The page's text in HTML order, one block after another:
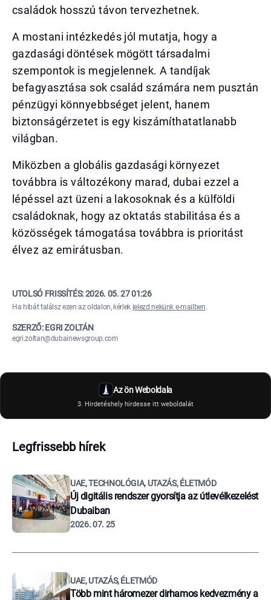
családok hosszú távon tervezhetnek.
A mostani intézkedés jól mutatja, hogy a
gazdasági döntések mögött társadalmi
szempontok is megjelennek. A tandíjak
befagyasztása sok család számára nem pusztán
pénzügyi könnyebbséget jelent, hanem
biztonságérzetet is egy kiszámíthatatlanabb
világban.
Miközben a globális gazdasági környezet
továbbra is változékony marad, dubai ezzel a
lépéssel azt üzeni a lakosoknak és a külföldi
családoknak, hogy az oktatás stabilitása és a
közösségek támogatása továbbra is prioritást
élvez az emirátusban.
UTOLSÓ FRISSÍTÉS:2026. 05. 27 01:26
Ha hibát találsz ezen az oldalon, kérlek jelezd nekünk e-mailben.
SZERZŐ: EGRI ZOLTÁN
egri.zoltan@dubainewsgroup.com
Az ön Weboldala
3. Hirdetéshely hirdesse itt weboldalát
Legfrissebb hírek
UAE, TECHNOLÓGIA, UTAZÁS, ÉLETMÓD
Új digitális rendszer gyorsítja az útlevélkezelést
Dubaiban
2026. 07. 25
UAE, UTAZÁS, ÉLETMÓD
Több mint háromezer dirhamos kedvezmény a